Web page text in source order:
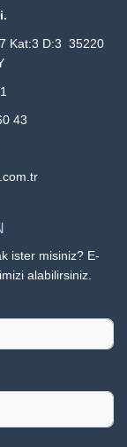
Kat:3 D:3 35220
43
ister misiniz? E-
alabilirsiniz.